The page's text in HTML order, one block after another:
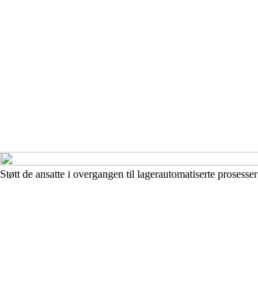
Støtt de ansatte i overgangen til lagerautomatiserte prosesser